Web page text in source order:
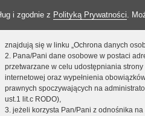
i zgodnie z Polityką Prywatności.
znajdują się w linku „Ochrona danych
2. Pana/Pani dane osobowe w postaci
przetwarzane w celu udostępniania strony
internetowej oraz wypełnienia
prawnych spoczywających na
ust.1 lit.c RODO),
3. jeżeli korzysta Pan/Pani z odnośnika na